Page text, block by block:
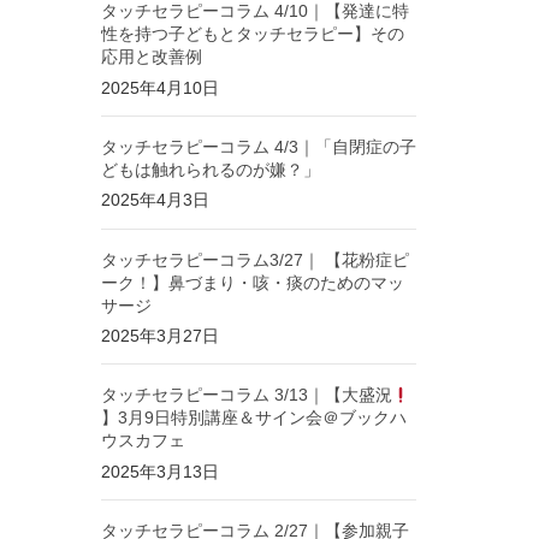
タッチセラピーコラム 4/10｜【発達に特
性を持つ子どもとタッチセラピー】その
応用と改善例
2025年4月10日
タッチセラピーコラム 4/3｜「自閉症の子
どもは触れられるのが嫌？」
2025年4月3日
タッチセラピーコラム3/27｜ 【花粉症ピ
ーク！】鼻づまり・咳・痰のためのマッ
サージ
2025年3月27日
タッチセラピーコラム 3/13｜【大盛況
】3月9日特別講座＆サイン会＠ブックハ
ウスカフェ
2025年3月13日
タッチセラピーコラム 2/27｜【参加親子